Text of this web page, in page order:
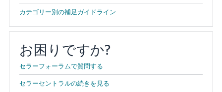
カテゴリー別の補足ガイドライン
お困りですか?
セラーフォーラムで質問する
セラーセントラルの続きを見る